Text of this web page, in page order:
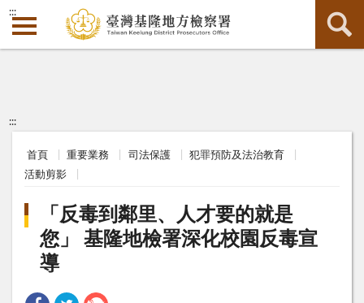
:::
:::
首頁 重要業務 司法保護
犯罪預防及法治教育
活動剪影
「反毒到鄰里、人才要的就是
您」 基隆地檢署深化校園反毒宣
導